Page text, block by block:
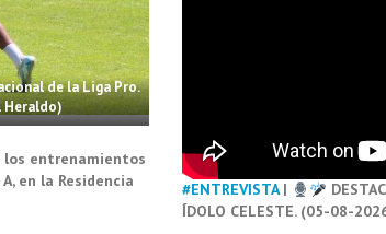
de la Liga Pro.
Heraldo)
los entrenamientos
en la Residencia
#ENTREVISTA|
ÍDOLO CELESTE. (05-08-